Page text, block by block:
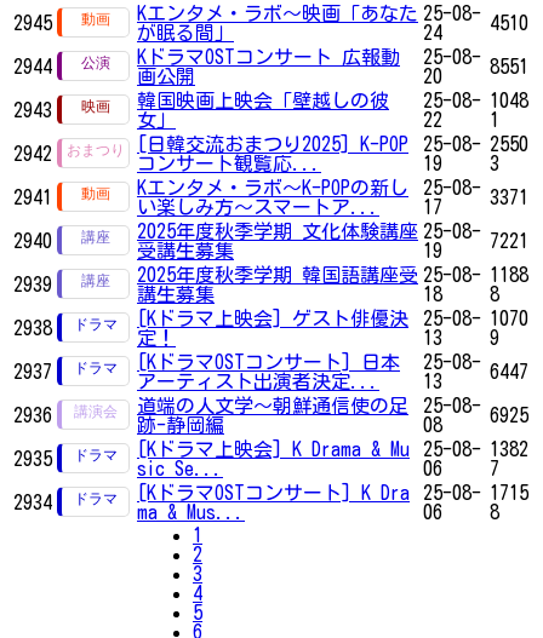
2945
Kエンタメ・ラボ～映画「あなた
が眠る間」
25-08-
24
4510
2944
KドラマOSTコンサート 広報動
画公開
25-08-
20
8551
2943
韓国映画上映会「壁越しの彼
女」
25-08-
22
1048
1
2942
[日韓交流おまつり2025] K-POP
コンサート観覧応...
25-08-
19
2550
3
2941
Kエンタメ・ラボ～K-POPの新し
い楽しみ方～スマートア...
25-08-
17
3371
2940
2025年度秋季学期 文化体験講座
受講生募集
25-08-
19
7221
2939
2025年度秋季学期 韓国語講座受
講生募集
25-08-
18
1188
8
2938
[Kドラマ上映会] ゲスト俳優決
定！
25-08-
13
1070
9
2937
[KドラマOSTコンサート] 日本
アーティスト出演者決定...
25-08-
13
6447
2936
道端の人文学～朝鮮通信使の足
跡-静岡編
25-08-
08
6925
2935
[Kドラマ上映会] K Drama & Mu
sic Se...
25-08-
06
1382
7
2934
[KドラマOSTコンサート] K Dra
ma & Mus...
25-08-
06
1715
8
1
2
3
4
5
6